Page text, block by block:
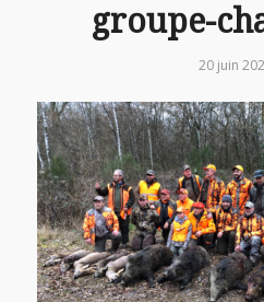
groupe-
20 juin